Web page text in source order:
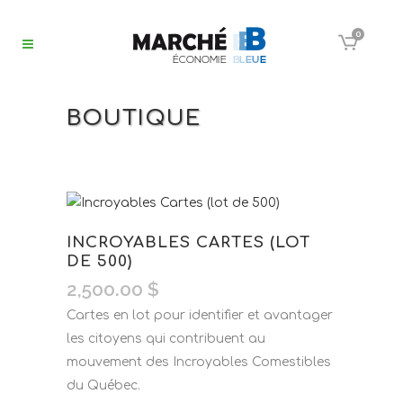
0
BOUTIQUE
INCROYABLES CARTES (LOT
DE 500)
2,500.00 $
Cartes en lot pour identifier et avantager
les citoyens qui contribuent au
mouvement des Incroyables Comestibles
du Québec.